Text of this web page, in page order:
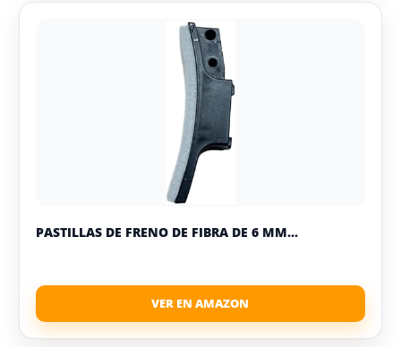
PASTILLAS DE FRENO DE FIBRA DE 6 MM...